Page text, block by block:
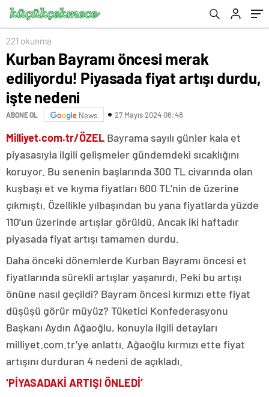
221 okunma
Kurban Bayramı öncesi merak
ediliyordu! Piyasada fiyat artışı durdu,
işte nedeni
ABONE OL News 27 Mayıs 2024 06:48
Milliyet.com.tr/ÖZEL Bayrama sayılı günler kala et
piyasasıyla ilgili gelişmeler gündemdeki sıcaklığını
koruyor. Bu senenin başlarında 300 TL civarında olan
kuşbaşı et ve kıyma fiyatları 600 TL’nin de üzerine
çıkmıştı. Özellikle yılbaşından bu yana fiyatlarda yüzde
110’un üzerinde artışlar görüldü. Ancak iki haftadır
piyasada fiyat artışı tamamen durdu.
Daha önceki dönemlerde Kurban Bayramı öncesi et
fiyatlarında sürekli artışlar yaşanırdı. Peki bu artışı
önüne nasıl geçildi? Bayram öncesi kırmızı ette fiyat
düşüşü görür müyüz? Tüketici Konfederasyonu
Başkanı Aydın Ağaoğlu, konuyla ilgili detayları
milliyet.com.tr’ye anlattı. Ağaoğlu kırmızı ette fiyat
artışını durduran 4 nedeni de açıkladı.
‘PİYASADAKİ ARTIŞI ÖNLEDİ’